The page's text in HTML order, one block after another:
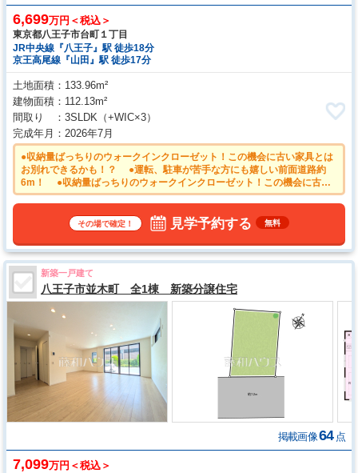
6,699万円＜税込＞
東京都八王子市台町１丁目
JR中央線『八王子』駅 徒歩18分
京王高尾線『山田』駅 徒歩17分
土地面積
133.96m²
建物面積
112.13m²
間取り
3SLDK （+WIC×3）
完成年月
2026年7月
●収納量ばっちりのウォークインクローゼット！この機会に古い家具とは
お別れできるかも！？ ●運転、駐車が苦手な方にも嬉しい前面道路約
6m！ ●収納量ばっちりのウォークインクローゼット！この機会に古い
家具とはお別れできるかも！？ ●食洗機は水仕事を軽減するとともに、
きで、入浴前も入浴後も快適です。
その場で確定！ 見学予約する 無料
新築一戸建て
八王子市並木町 全1棟 新築分譲住宅
掲載画像64 点
7,099万円＜税込＞